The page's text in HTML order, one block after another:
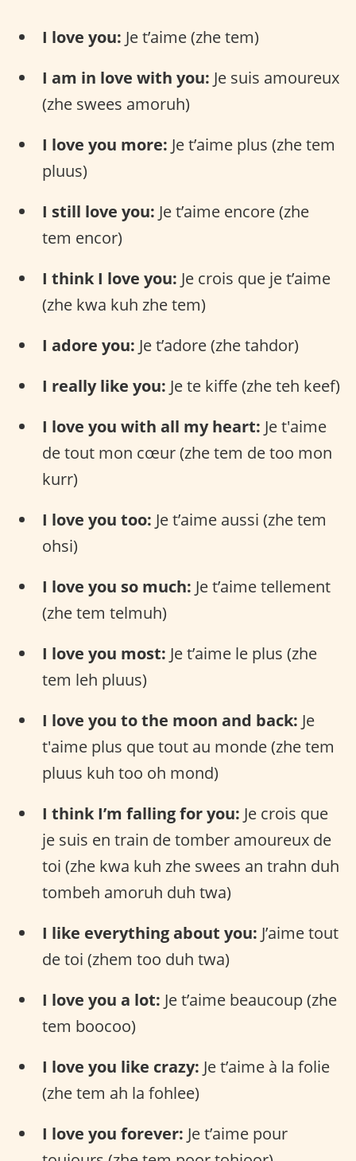
I love you: Je t’aime (zhe tem)
I am in love with you: Je suis amoureux
(zhe swees amoruh)
I love you more: Je t’aime plus (zhe tem
pluus)
I still love you: Je t’aime encore (zhe
tem encor)
I think I love you: Je crois que je t’aime
(zhe kwa kuh zhe tem)
I adore you: Je t’adore (zhe tahdor)
I really like you: Je te kiffe (zhe teh keef)
I love you with all my heart: Je t'aime
de tout mon cœur (zhe tem de too mon
kurr)
I love you too: Je t’aime aussi (zhe tem
ohsi)
I love you so much: Je t’aime tellement
(zhe tem telmuh)
I love you most: Je t’aime le plus (zhe
tem leh pluus)
I love you to the moon and back: Je
t'aime plus que tout au monde (zhe tem
pluus kuh too oh mond)
I think I’m falling for you: Je crois que
je suis en train de tomber amoureux de
toi (zhe kwa kuh zhe swees an trahn duh
tombeh amoruh duh twa)
I like everything about you: J’aime tout
de toi (zhem too duh twa)
I love you a lot: Je t’aime beaucoup (zhe
tem boocoo)
I love you like crazy: Je t’aime à la folie
(zhe tem ah la fohlee)
I love you forever: Je t’aime pour